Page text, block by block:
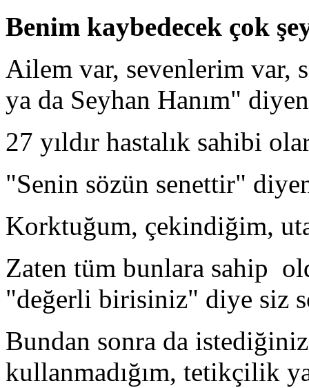
Benim kaybedecek çok
Ailem var, sevenlerim var,
ya da Seyhan Hanım"
27 yıldır hastalık sahibi
"Senin sözün senettir"
Korktuğum, çekindiğim,
Zaten tüm bunlara sahip
"değerli birisiniz" diye siz
Bundan sonra da
kullanmadığım, tetikçilik